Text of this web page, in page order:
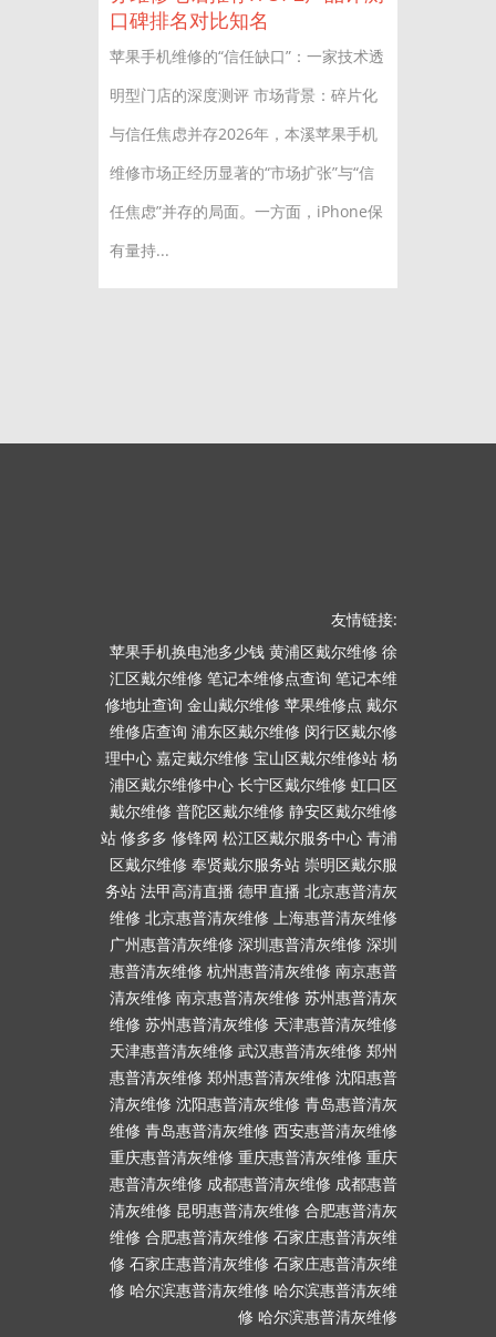
口碑排名对比知名
苹果手机维修的“信任缺口”：一家技术透
明型门店的深度测评 市场背景：碎片化
与信任焦虑并存2026年，本溪苹果手机
维修市场正经历显著的“市场扩张”与“信
任焦虑”并存的局面。一方面，iPhone保
有量持...
友情链接:
苹果手机换电池多少钱 黄浦区戴尔维修 徐
汇区戴尔维修 笔记本维修点查询 笔记本维
修地址查询 金山戴尔维修 苹果维修点 戴尔
维修店查询 浦东区戴尔维修 闵行区戴尔修
理中心 嘉定戴尔维修 宝山区戴尔维修站 杨
浦区戴尔维修中心 长宁区戴尔维修 虹口区
戴尔维修 普陀区戴尔维修 静安区戴尔维修
站 修多多 修锋网 松江区戴尔服务中心 青浦
区戴尔维修 奉贤戴尔服务站 崇明区戴尔服
务站 法甲高清直播 德甲直播 北京惠普清灰
维修 北京惠普清灰维修 上海惠普清灰维修
广州惠普清灰维修 深圳惠普清灰维修 深圳
惠普清灰维修 杭州惠普清灰维修 南京惠普
清灰维修 南京惠普清灰维修 苏州惠普清灰
维修 苏州惠普清灰维修 天津惠普清灰维修
天津惠普清灰维修 武汉惠普清灰维修 郑州
惠普清灰维修 郑州惠普清灰维修 沈阳惠普
清灰维修 沈阳惠普清灰维修 青岛惠普清灰
维修 青岛惠普清灰维修 西安惠普清灰维修
重庆惠普清灰维修 重庆惠普清灰维修 重庆
惠普清灰维修 成都惠普清灰维修 成都惠普
清灰维修 昆明惠普清灰维修 合肥惠普清灰
维修 合肥惠普清灰维修 石家庄惠普清灰维
修 石家庄惠普清灰维修 石家庄惠普清灰维
修 哈尔滨惠普清灰维修 哈尔滨惠普清灰维
修 哈尔滨惠普清灰维修